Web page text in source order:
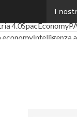
I
Digital
4.0SpacEconomy
economyIntelligenza